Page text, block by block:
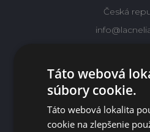
Česká
Táto webová
súbory cookie.
Táto webová lokalita
cookie na zlepšenie